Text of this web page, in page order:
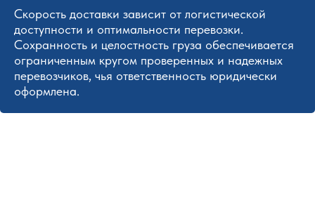
Скорость доставки зависит от логистической
доступности и оптимальности перевозки.
Сохранность и целостность груза обеспечивается
ограниченным кругом проверенных и надежных
перевозчиков, чья ответственность юридически
оформлена.